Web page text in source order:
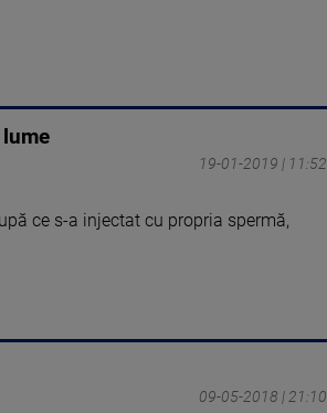
19-01-2019 | 11:52
ce s-a injectat cu propria spermă,
09-05-2018 | 21:10